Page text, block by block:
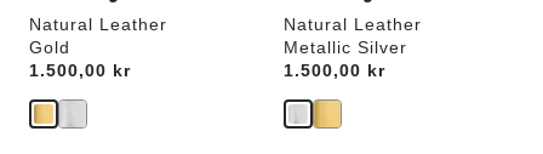
Natural Leather
Gold
Price:
1.500,00 kr
Natural Leather
Metallic Silver
Price:
1.500,00 kr